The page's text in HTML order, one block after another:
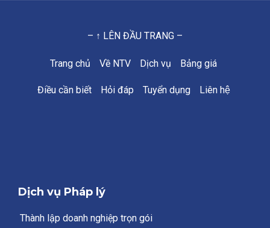
– ↑ LÊN ĐẦU TRANG –
Trang chủ Về NTV Dịch vụ Bảng giá
Điều cần biết Hỏi đáp Tuyển dụng Liên hệ
Dịch vụ Pháp lý
Thành lập doanh nghiệp trọn gói